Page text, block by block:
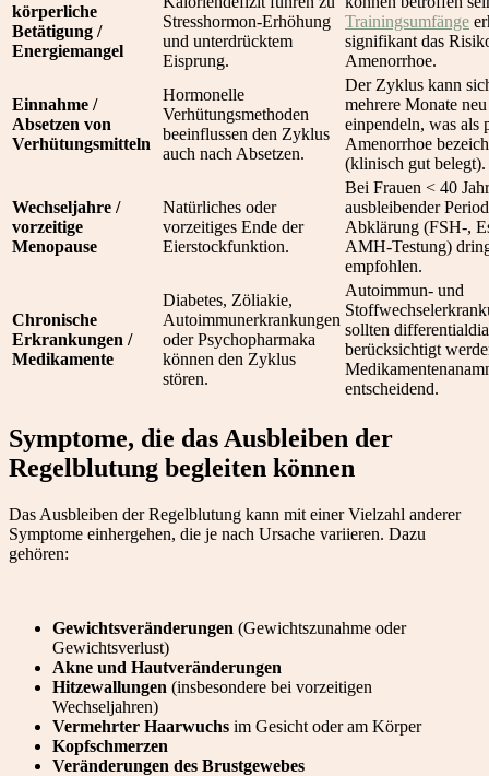
körperliche
Betätigung /
Energie­mangel
Stresshormon-Erhöhung
und unterdrücktem
Eisprung.
Trainingsumfänge
signifikant das
Amenorrhoe.
Einnahme /
Absetzen von
Verhütungsmitteln
Hormonelle
Verhütungsmethoden
beeinflussen den Zyklus
auch nach Absetzen.
Der Zyklus kann
mehrere Monate neu
einpendeln, was als
Amenorrhoe
(klinisch gut belegt).
Wechseljahre /
vorzeitige
Menopause
Natürliches oder
vorzeitiges Ende der
Eierstockfunktion.
Bei Frauen < 40
ausbleibender
Abklärung (FSH-,
AMH-Testung)
empfohlen.
Chronische
Erkrankungen /
Medikamente
Diabetes, Zöliakie,
Autoimmunerkrankungen
oder Psychopharmaka
können den Zyklus
stören.
Autoimmun- und
sollten
berücksichtigt
entscheidend.
Symptome, die das Ausbleiben der
Regelblutung begleiten können
Das Ausbleiben der Regelblutung kann mit einer Vielzahl anderer
Symptome einhergehen, die je nach Ursache variieren. Dazu
gehören:
Gewichtsveränderungen (Gewichtszunahme oder
Gewichtsverlust)
Akne und Hautveränderungen
Hitzewallungen (insbesondere bei vorzeitigen
Wechseljahren)
Vermehrter Haarwuchs im Gesicht oder am Körper
Kopfschmerzen
Veränderungen des Brustgewebes